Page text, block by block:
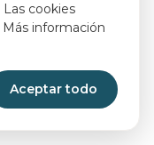
cookies
información
Aceptar todo